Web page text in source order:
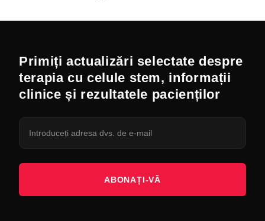
Primiți actualizări selectate despre
terapia cu celule stem, informații
clinice și rezultatele pacienților
ABONAȚI-VĂ